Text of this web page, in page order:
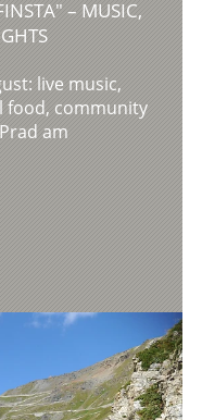
– MUSIC,
live music,
food, community
am